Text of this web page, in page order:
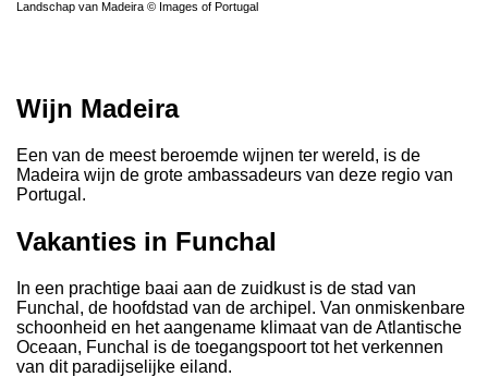
Landschap van Madeira © Images of Portugal
Wijn Madeira
Een van de meest beroemde wijnen ter wereld, is de
Madeira wijn de grote ambassadeurs van deze regio van
Portugal.
Vakanties in Funchal
In een prachtige baai aan de zuidkust is de stad van
Funchal, de hoofdstad van de archipel. Van onmiskenbare
schoonheid en het aangename klimaat van de Atlantische
Oceaan, Funchal is de toegangspoort tot het verkennen
van dit paradijselijke eiland.